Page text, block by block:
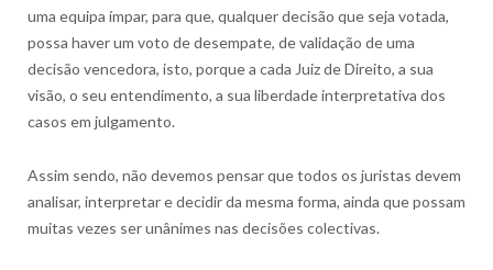
uma equipa ímpar, para que, qualquer decisão que seja votada,
possa haver um voto de desempate, de validação de uma
decisão vencedora, isto, porque a cada Juiz de Direito, a sua
visão, o seu entendimento, a sua liberdade interpretativa dos
casos em julgamento.
Assim sendo, não devemos pensar que todos os juristas devem
analisar, interpretar e decidir da mesma forma, ainda que possam
muitas vezes ser unânimes nas decisões colectivas.